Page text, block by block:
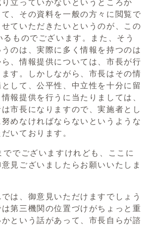
立っていかないというところか
、その資料を一般の方々に閲覧で
ていただきたいというのが、この
ものでございます。また、そう
のは、実際に多く情報を持つのは
、情報提供については、市長が行
す。しかしながら、市長はその情
して、公平性、中立性を十分に留
報提供を行うに当たりましては、
市長になりますので、実施者とし
めなければならないというような
いております。
ででございますけれども、ここに
見ございましたらお願いいたしま
では、御意見いただけますでしょう
第三機関の位置づけがちょっと重
という話があって、市長自らが諮